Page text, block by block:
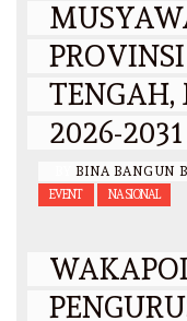
2026-2031
BINA BANGUN
EVENT NASIONAL